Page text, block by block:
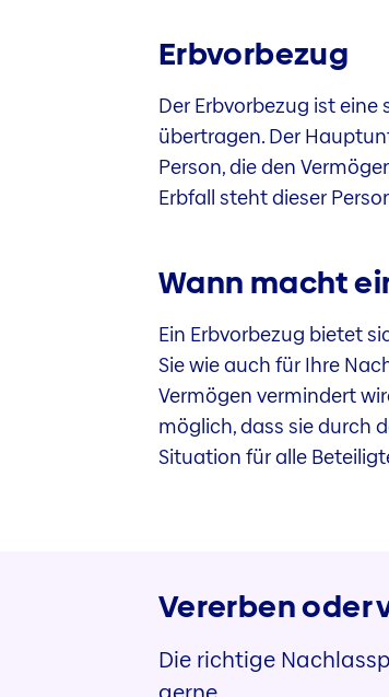
Erbvorbezug
Der Erbvorbezug ist
übertragen. Der
Person, die den
Erbfall steht dieser
Wann macht
Ein Erbvorbezug bietet
Sie wie auch für Ihre
Vermögen vermindert
möglich, dass sie durch
Situation für alle
Vererbenoder
Die richtige